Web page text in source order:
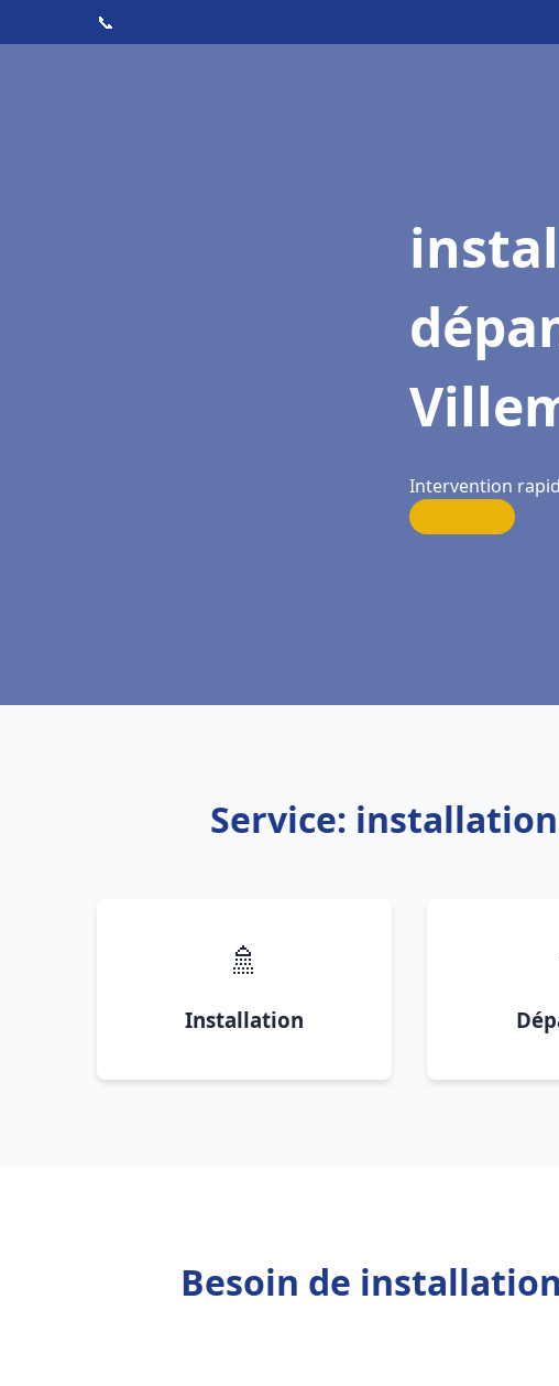
📞
Intervention
Service:
🚿
Installation
Besoin de